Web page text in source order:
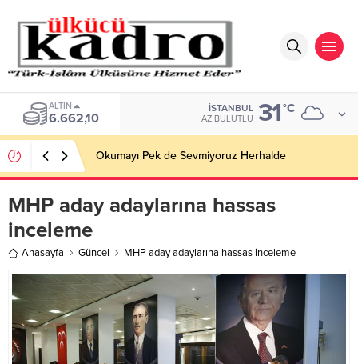
ALTIN
6.662,10
İSTANBUL
AZ BULUTLU 31°C
Okumayı Pek de Sevmiyoruz Herhalde
MHP aday adaylarına hassas
inceleme
Anasayfa Güncel MHP aday adaylarına hassas inceleme